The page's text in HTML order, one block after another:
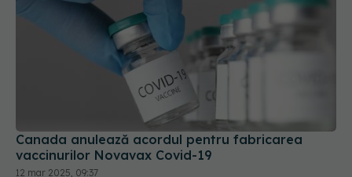
Canada anulează acordul pentru fabricarea
vaccinurilor Novavax Covid-19